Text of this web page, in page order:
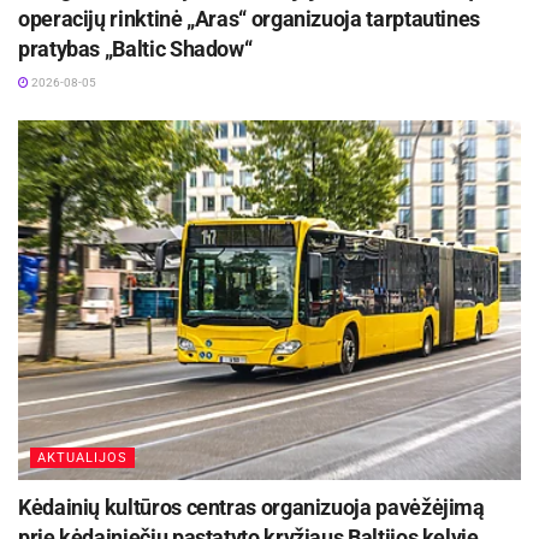
Kėdainių Senamiesčio progimnazija ruošiasi
svarbiems pokyčiams
2026-08-07
Šaltinis: Utenos rajono savivaldybė
operacijų rinktinė „Aras“ organizuoja tarptautines
pratybas „Baltic Shadow“
2026-08-05
AKTUALIJOS
Kėdainių kultūros centras organizuoja pavėžėjimą